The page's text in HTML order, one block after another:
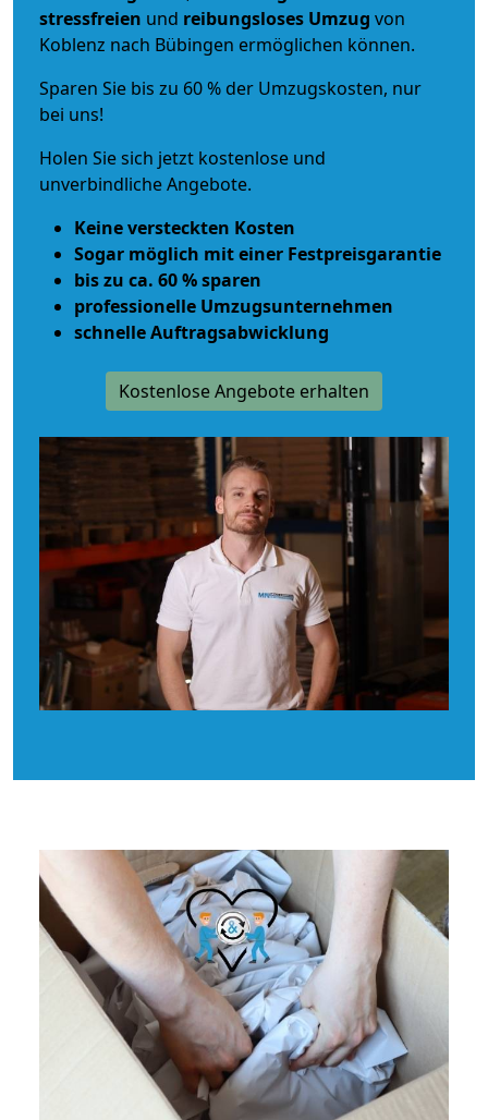
stressfreien und reibungsloses Umzug von
Koblenz nach Bübingen ermöglichen können.
Sparen Sie bis zu 60 % der Umzugskosten, nur
bei uns!
Holen Sie sich jetzt kostenlose und
unverbindliche Angebote.
Keine versteckten Kosten
Sogar möglich mit einer Festpreisgarantie
bis zu ca. 60 % sparen
professionelle Umzugsunternehmen
schnelle Auftragsabwicklung
Kostenlose Angebote erhalten